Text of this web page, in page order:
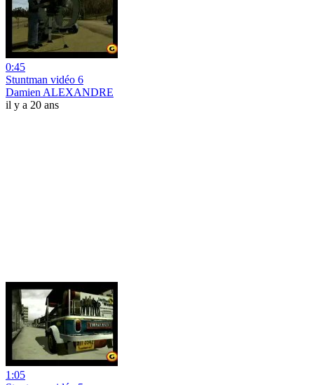
0:45
Stuntman vidéo 6
Damien ALEXANDRE
il y a 20 ans
1:05